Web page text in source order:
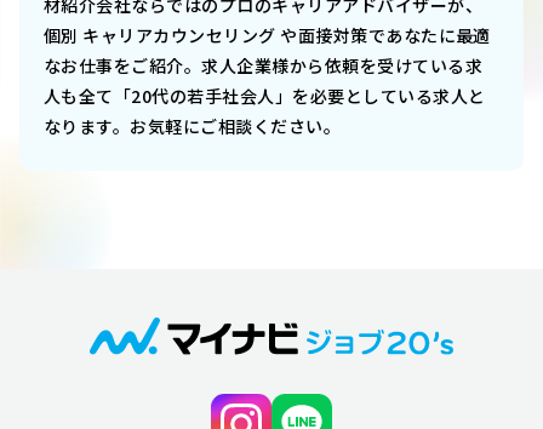
材紹介会社ならではのプロのキャリアアドバイザーが、
個別 キャリアカウンセリング や面接対策であなたに最適
なお仕事をご紹介。求人企業様から依頼を受けている求
人も全て「20代の若手社会人」を必要としている求人と
なります。お気軽にご相談ください。